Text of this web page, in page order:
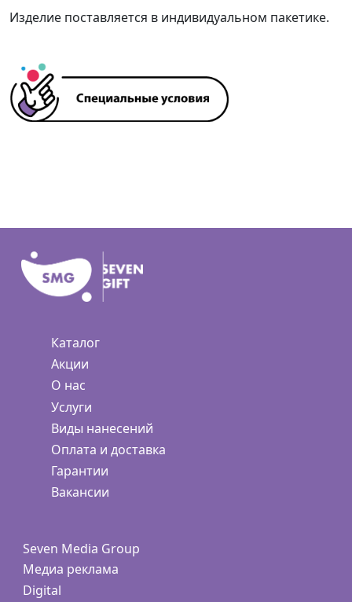
Изделие поставляется в индивидуальном пакетике.
Каталог
Акции
О нас
Услуги
Виды нанесений
Оплата и доставка
Гарантии
Вакансии
Seven Media Group
Медиа реклама
Digital